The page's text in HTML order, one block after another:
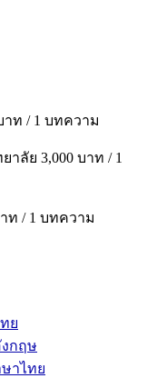
ท / 1 บทความ
ลัย 3,000 บาท / 1
ท / 1 บทความ
ย
งกฤษ
าไทย